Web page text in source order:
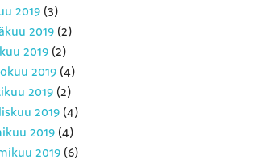
2019 (3)
2019 (2)
2019 (2)
2019 (4)
2019 (2)
2019 (4)
2019 (4)
2019 (6)